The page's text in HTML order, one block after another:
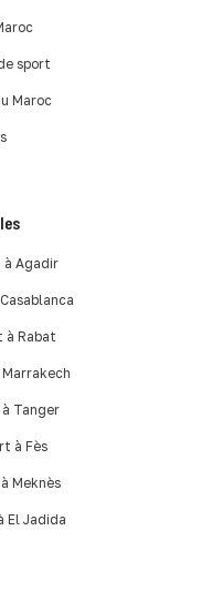
sport
Maroc
à Agadir
à Rabat
Tanger
à Fès
Meknès
El Jadida